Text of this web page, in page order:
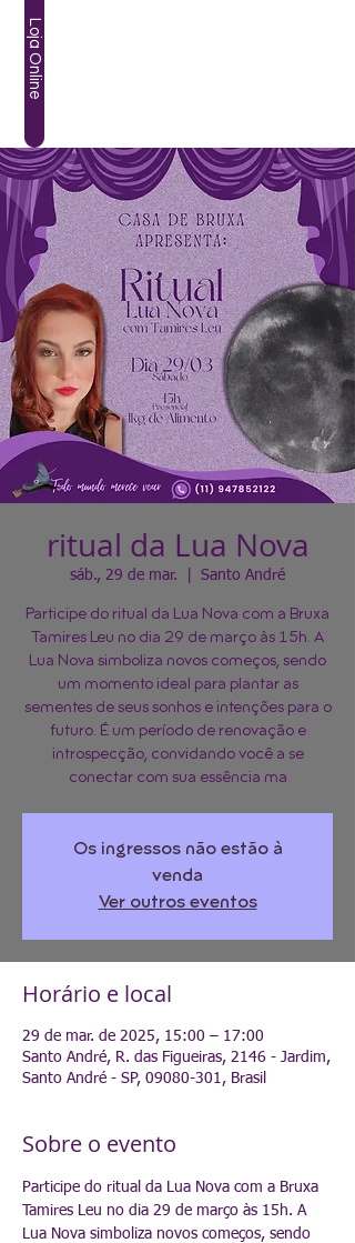
Loja Online
ritual da Lua Nova
sáb., 29 de mar. Santo André
Participe do ritual da Lua Nova com a Bruxa
Tamires Leu no dia 29 de março às 15h. A
Lua Nova simboliza novos começos, sendo
um momento ideal para plantar as
sementes de seus sonhos e intenções para o
futuro. É um período de renovação e
introspecção, convidando você a se
conectar com sua essência ma
Os ingressos não estão à
venda
Ver outros eventos
Horário e local
29 de mar. de 2025, 15:00 – 17:00
Santo André, R. das Figueiras, 2146 - Jardim,
Santo André - SP, 09080-301, Brasil
Sobre o evento
Participe do ritual da Lua Nova com a Bruxa
Tamires Leu no dia 29 de março às 15h. A
Lua Nova simboliza novos começos, sendo